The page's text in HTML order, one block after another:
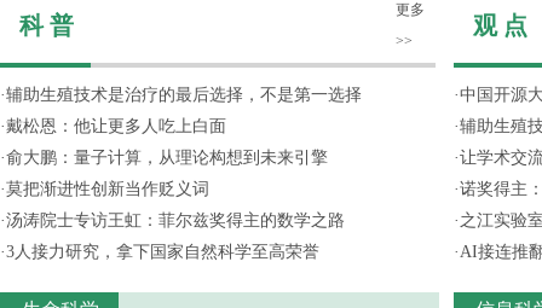
科 普
更多
>>
·辅助生殖技术是治疗的最后选择，不是第一选择
·戴松恩：他让更多人吃上白面
·俞大鹏：量子计算，从理论构想到未来引擎
·莫把渐进性创新当作贬义词
·汤涛院士专访王虹：菲尔兹奖得主的数学之路
·3人接力研究，拿下国家自然科学至高荣誉
观 点
·中国开源
·辅助生殖
·让学术交
·诺奖得主
· 之江实验
·AI接连推